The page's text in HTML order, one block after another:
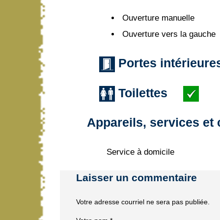
Ouverture manuelle
Ouverture vers la gauche
Portes
Toilettes
Appareils, services et
Service à domicile
Laisser un commentaire
Votre adresse courriel ne sera pas publiée.